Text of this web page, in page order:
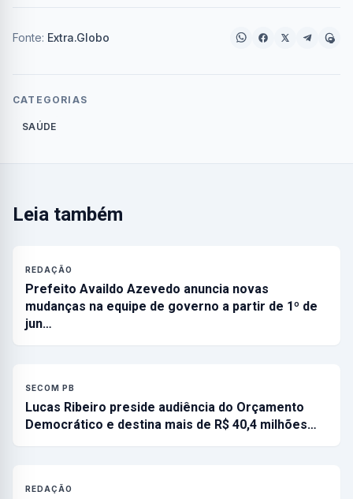
Fonte: Extra.Globo
CATEGORIAS
SAÚDE
Leia também
REDAÇÃO
Prefeito Availdo Azevedo anuncia novas
mudanças na equipe de governo a partir de 1º de
jun…
SECOM PB
Lucas Ribeiro preside audiência do Orçamento
Democrático e destina mais de R$ 40,4 milhões…
REDAÇÃO